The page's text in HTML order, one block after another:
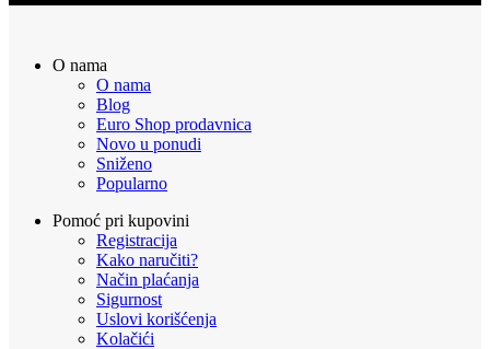
O nama
O nama
Blog
Euro Shop prodavnica
Novo u ponudi
Sniženo
Popularno
Pomoć pri kupovini
Registracija
Kako naručiti?
Način plaćanja
Sigurnost
Uslovi korišćenja
Kolačići